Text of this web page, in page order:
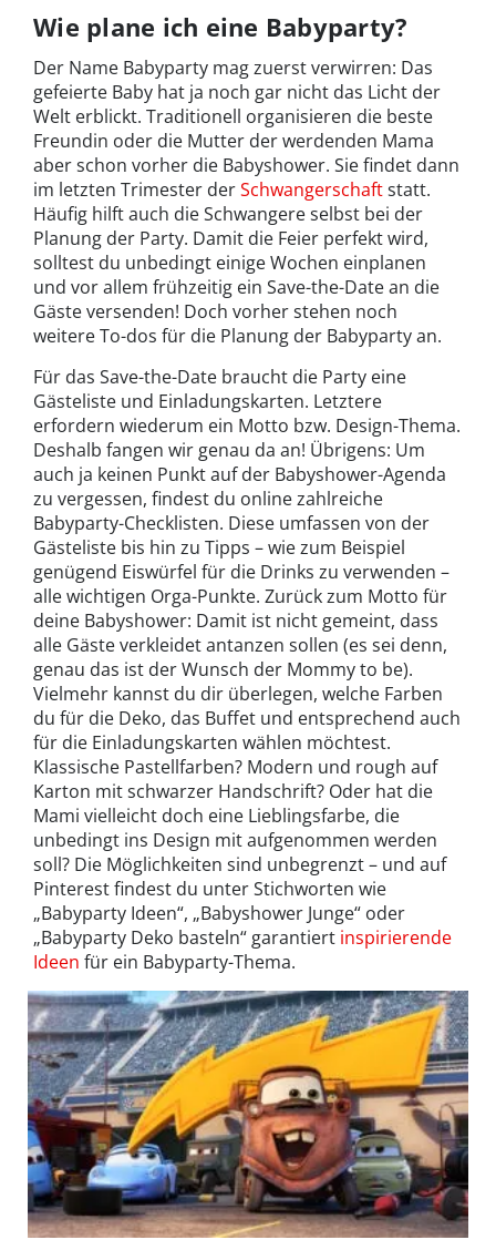
Wie plane ich eine Babyparty?
Der Name Babyparty mag zuerst verwirren: Das
gefeierte Baby hat ja noch gar nicht das Licht der
Welt erblickt. Traditionell organisieren die beste
Freundin oder die Mutter der werdenden Mama
aber schon vorher die Babyshower. Sie findet dann
im letzten Trimester derSchwangerschaftstatt.
Häufig hilft auch die Schwangere selbst bei der
Planung der Party. Damit die Feier perfekt wird,
solltest du unbedingt einige Wochen einplanen
und vor allem frühzeitig ein Save-the-Date an die
Gäste versenden! Doch vorher stehen noch
weitere To-dos für die Planung der Babyparty an.
Für das Save-the-Date braucht die Party eine
Gästeliste und Einladungskarten. Letztere
erfordern wiederum ein Motto bzw. Design-Thema.
Deshalb fangen wir genau da an! Übrigens: Um
auch ja keinen Punkt auf der Babyshower-Agenda
zu vergessen, findest du online zahlreiche
Babyparty-Checklisten. Diese umfassen von der
Gästeliste bis hin zu Tipps – wie zum Beispiel
genügend Eiswürfel für die Drinks zu verwenden –
alle wichtigen Orga-Punkte. Zurück zum Motto für
deine Babyshower: Damit ist nicht gemeint, dass
alle Gäste verkleidet antanzen sollen (es sei denn,
genau das ist der Wunsch der Mommy to be).
Vielmehr kannst du dir überlegen, welche Farben
du für die Deko, das Buffet und entsprechend auch
für die Einladungskarten wählen möchtest.
Klassische Pastellfarben? Modern und rough auf
Karton mit schwarzer Handschrift? Oder hat die
Mami vielleicht doch eine Lieblingsfarbe, die
unbedingt ins Design mit aufgenommen werden
soll? Die Möglichkeiten sind unbegrenzt – und auf
Pinterest findest du unter Stichworten wie
„Babyparty Ideen“, „Babyshower Junge“ oder
„Babyparty Deko basteln“ garantiert inspirierende
Ideen für ein Babyparty-Thema.